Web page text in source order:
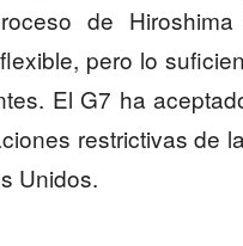
de
pero lo
El G7 ha
restrictivas de
Unidos.